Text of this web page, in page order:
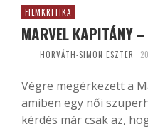
FILMKRITIKA
MARVEL KAPITÁNY
HORVÁTH-SIMON ESZTER
Végre megérkezett a
amiben egy női
kérdés már csak az,